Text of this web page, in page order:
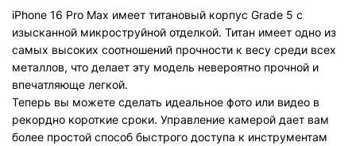
iPhone 16 Pro Max имеет титановый корпус Grade 5 с
изысканной микроструйной отделкой. Титан имеет одно из
самых высоких соотношений прочности к весу среди всех
металлов, что делает эту модель невероятно прочной и
впечатляюще легкой.
Теперь вы можете сделать идеальное фото или видео в
рекордно короткие сроки. Управление камерой дает вам
более простой способ быстрого доступа к инструментам